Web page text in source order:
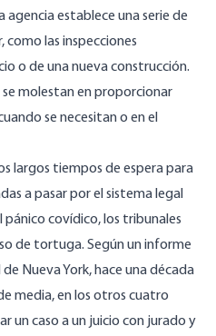
establece una serie de
como las inspecciones
o de una nueva construcción.
molestan en proporcionar
se necesitan o en el
largos tiempos de espera para
a pasar por el sistema legal
covídico, los tribunales
de tortuga. Según un informe
de Nueva York, hace una década
media, en los otros cuatro
un caso a un juicio con jurado y